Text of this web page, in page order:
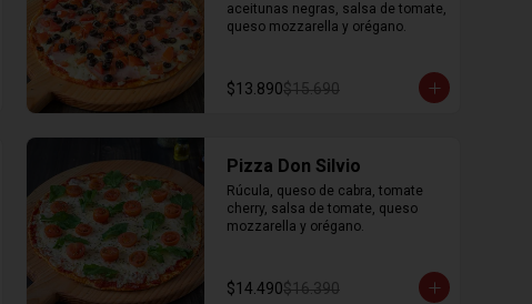
aceitunas negras, salsa de tomate,
queso mozzarella y orégano.
$13.890$15.690
Pizza Don Silvio
Rúcula, queso de cabra, tomate
cherry, salsa de tomate, queso
mozzarella y orégano.
$14.490$16.390